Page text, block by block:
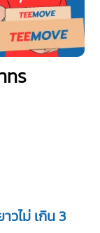
ทร
วไม่ เกิน 3